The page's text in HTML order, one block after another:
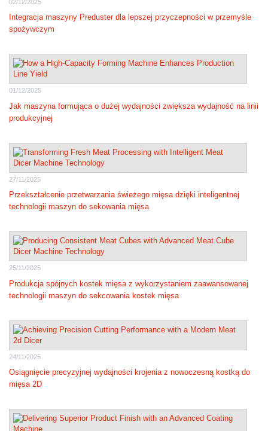
02/12/2025
Integracja maszyny Preduster dla lepszej przyczepności w przemyśle
spożywczym
01/12/2025
Jak maszyna formująca o dużej wydajności zwiększa wydajność na linii
produkcyjnej
27/11/2025
Przekształcenie przetwarzania świeżego mięsa dzięki inteligentnej
technologii maszyn do sekowania mięsa
25/11/2025
Produkcja spójnych kostek mięsa z wykorzystaniem zaawansowanej
technologii maszyn do sekcowania kostek mięsa
24/11/2025
Osiągnięcie precyzyjnej wydajności krojenia z nowoczesną kostką do
mięsa 2D